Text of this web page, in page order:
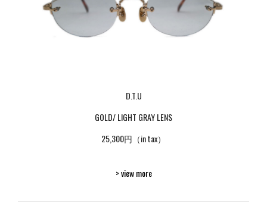
D.T.U
GOLD/ LIGHT GRAY LENS
25,300円（in tax）
> view more